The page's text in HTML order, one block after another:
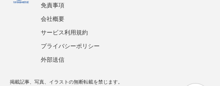
免責事項
会社概要
サービス利用規約
プライバシーポリシー
外部送信
掲載記事、写真、イラストの無断転載を禁じます。